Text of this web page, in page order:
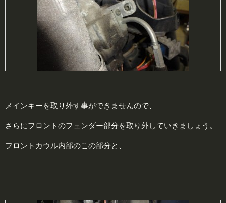
メインキーを取り外す事ができませんので、
さらにフロントのフェンダー部分を取り外していきましょう。
フロントカウル内部のこの部分と、